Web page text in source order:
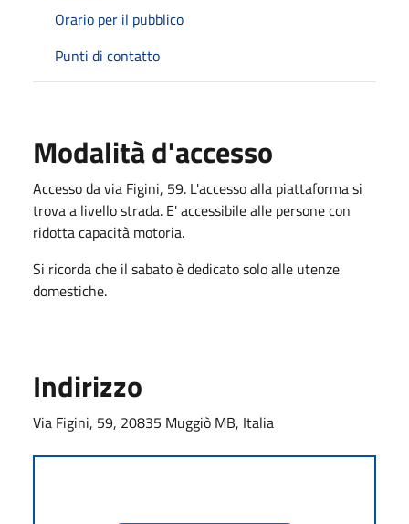
Orario per il pubblico
Punti di contatto
Modalità d'accesso
Accesso da via Figini, 59. L'accesso alla piattaforma si
trova a livello strada. E' accessibile alle persone con
ridotta capacità motoria.
Si ricorda che il sabato è dedicato solo alle utenze
domestiche.
Indirizzo
Via Figini, 59, 20835 Muggiò MB, Italia